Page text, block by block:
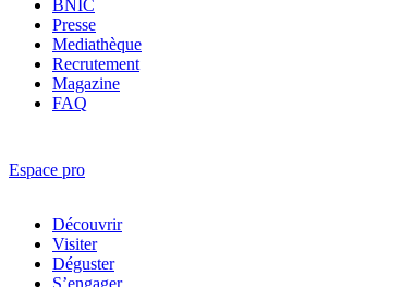
BNIC
Presse
Mediathèque
Recrutement
Magazine
FAQ
Espace pro
Découvrir
Visiter
Déguster
S’engager